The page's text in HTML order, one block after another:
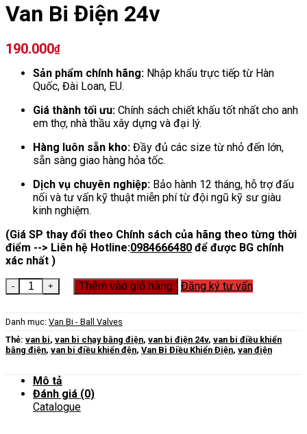
Van Bi Điện 24v
190.000₫
Sản phẩm chính hãng: Nhập khẩu trực tiếp từ Hàn
Quốc, Đài Loan, EU.
Giá thành tối ưu: Chính sách chiết khấu tốt nhất cho anh
em thợ, nhà thầu xây dựng và đại lý.
Hàng luôn sẵn kho: Đầy đủ các size từ nhỏ đến lớn,
sẵn sàng giao hàng hỏa tốc.
Dịch vụ chuyên nghiệp: Bảo hành 12 tháng, hỗ trợ đấu
nối và tư vấn kỹ thuật miễn phí từ đội ngũ kỹ sư giàu
kinh nghiệm.
(Giá SP thay đổi theo Chính sách của hãng theo từng thời
điểm --> Liên hệ Hotline:0984666480 để được BG chính
xác nhất )
Van Bi Điện 24v số lượngThêm vào giỏ hàng Đăng ký tư vấn
Danh mục: Van Bi - Ball Valves
Thẻ: van bi, van bi chạy bằng điện, van bi điện 24v, van bi điều khiển
bằng điện, van bi điều khiển đện, Van Bi Điều Khiển Điện, van điện
Mô tả
Đánh giá (0)
Catalogue